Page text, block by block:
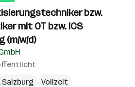
bzw.
mit OT bzw. ICS
(m/w/d)
, Salzburg
Vollzeit